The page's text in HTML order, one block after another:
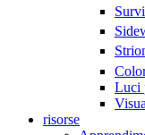
Luci
risorse